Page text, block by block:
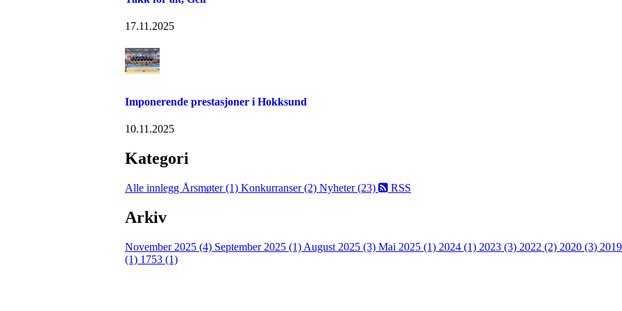
17.11.2025
Imponerende prestasjoner i Hokksund
10.11.2025
Kategori
Alle innlegg Årsmøter (1) Konkurranser (2) Nyheter (23) RSS
Arkiv
November 2025 (4) September 2025 (1) August 2025 (3) Mai 2025 (1) 2024 (1) 2023 (3) 2022 (2) 2020 (3)
(1) 1753 (1)